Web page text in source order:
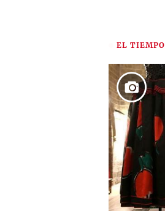
EL TIEMPO